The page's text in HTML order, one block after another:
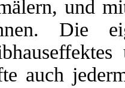
und
Die
auch